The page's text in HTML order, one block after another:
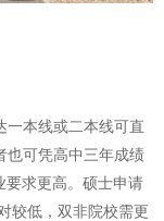
一本线或二本线可直
也可凭高中三年成绩
要求更高。硕士申请
较低，双非院校需更